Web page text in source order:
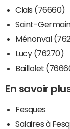
Clais (76660)
Saint-
Ménonval
Lucy (76270)
Baillolet
En savoir
Fesques
Salaires à